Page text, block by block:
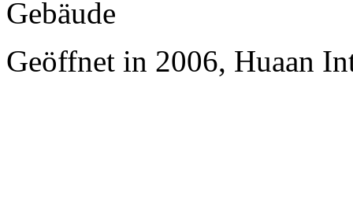
Gebäude
Geöffnet in 2006, Huaan